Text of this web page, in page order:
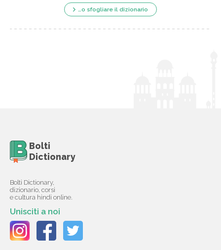
…o sfogliare il dizionario
Bolti
Dictionary
Bolti Dictionary,
dizionario, corsi
e cultura hindi online.
Unisciti a noi